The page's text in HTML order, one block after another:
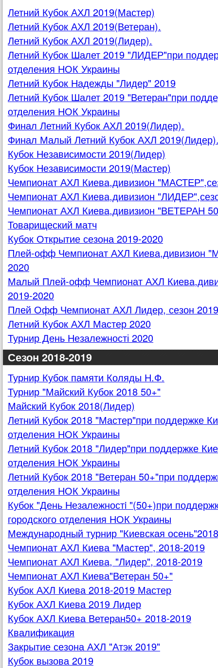
Летний Кубок АХЛ 2019(Мастер)
Летний Кубок АХЛ 2019(Ветеран).
Летний Кубок АХЛ 2019(Лидер).
Летний Кубок Шалет 2019 "ЛИДЕР"при
отделения НОК Украины
Летний Кубок Надежды "Лидер" 2019
Летний Кубок Шалет 2019 "Ветеран"при
отделения НОК Украины
Финал Летний Кубок АХЛ 2019(Лидер).
Финал Малый Летний Кубок АХЛ
Кубок Независимости 2019(Лидер)
Кубок Независимости 2019(Мастер)
Чемпионат АХЛ Киева,дивизион
Чемпионат АХЛ Киева,дивизион
Чемпионат АХЛ Киева,дивизион "ВЕТЕРАН
Товарищеский матч
Кубок Открытие сезона 2019-2020
Плей-офф Чемпионат АХЛ Киева,дивизион
2020
Малый Плей-офф Чемпионат АХЛ
2019-2020
Плей Офф Чемпионат АХЛ Лидер, сезон
Летний Кубок АХЛ Мастер 2020
Турнир День Незалежності 2020
Сезон 2018-2019
Турнир Кубок памяти Коляды Н.Ф.
Турнир "Майский Кубок 2018 50+"
Майский Кубок 2018(Лидер)
Летний Кубок 2018 "Мастер"при поддержке
отделения НОК Украины
Летний Кубок 2018 "Лидер"при поддержке
отделения НОК Украины
Летний Кубок 2018 "Ветеран 50+"при
отделения НОК Украины
Кубок "День Незалежностi "(50+)при
городского отделения НОК Украины
Международный турнир "Киевская осень"2018
Чемпионат АХЛ Киева "Мастер", 2018-2019
Чемпионат АХЛ Киева, "Лидер", 2018-2019
Чемпионат АХЛ Киева"Ветеран 50+"
Кубок АХЛ Киева 2018-2019 Мастер
Кубок АХЛ Киева 2019 Лидер
Кубок АХЛ Киева Ветеран50+ 2018-2019
Квалификация
Закрытие сезона АХЛ "Атэк 2019"
Кубок вызова 2019